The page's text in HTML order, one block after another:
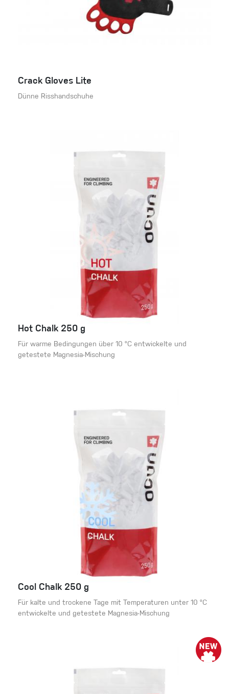
Crack Gloves Lite
Dünne Risshandschuhe
Hot Chalk 250 g
Für warme Bedingungen über 10 °C entwickelte und
getestete Magnesia-Mischung
Cool Chalk 250 g
Für kalte und trockene Tage mit Temperaturen unter 10 °C
entwickelte und getestete Magnesia-Mischung